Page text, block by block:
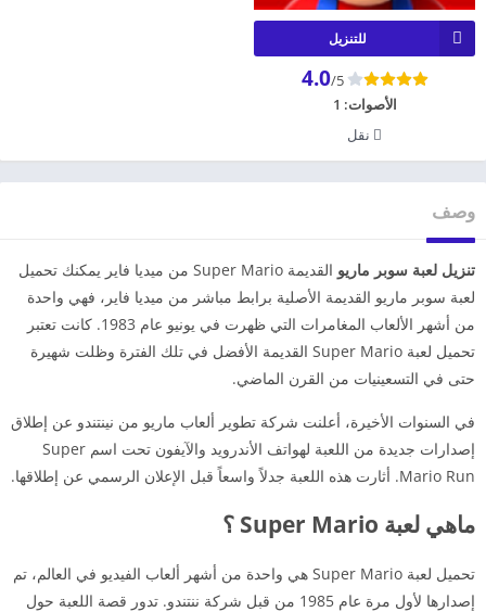
للتنزيل
4.0/5
الأصوات: 1
نقل
وصف
تنزيل لعبة سوبر ماريو
القديمة Super Mario من ميديا فاير يمكنك تحميل
لعبة سوبر ماريو القديمة الأصلية برابط مباشر من ميديا فاير، فهي واحدة
من أشهر الألعاب المغامرات التي ظهرت في يونيو عام 1983. كانت تعتبر
تحميل لعبة Super Mario القديمة الأفضل في تلك الفترة وظلت شهيرة
حتى في التسعينيات من القرن الماضي.
في السنوات الأخيرة، أعلنت شركة تطوير ألعاب ماريو من نينتندو عن إطلاق
إصدارات جديدة من اللعبة لهواتف الأندرويد والآيفون تحت اسم Super
Mario Run. أثارت هذه اللعبة جدلاً واسعاً قبل الإعلان الرسمي عن إطلاقها.
ماهي لعبة Super Mario ؟
تحميل لعبة Super Mario هي واحدة من أشهر ألعاب الفيديو في العالم، تم
إصدارها لأول مرة عام 1985 من قبل شركة ننتندو. تدور قصة اللعبة حول